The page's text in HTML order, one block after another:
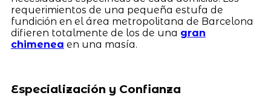
requerimientos de una pequeña estufa de
fundición en el área metropolitana de Barcelona
difieren totalmente de los de una gran
chimenea en una masía.
Especialización y Confianza